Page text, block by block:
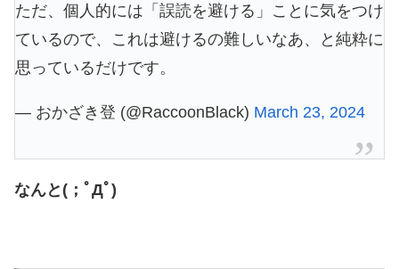
ただ、個人的には「誤読を避ける」ことに気をつけ
ているので、これは避けるの難しいなあ、と純粋に
思っているだけです。
— おかざき登 (@RaccoonBlack) March 23, 2024
なんと(；ﾟДﾟ)